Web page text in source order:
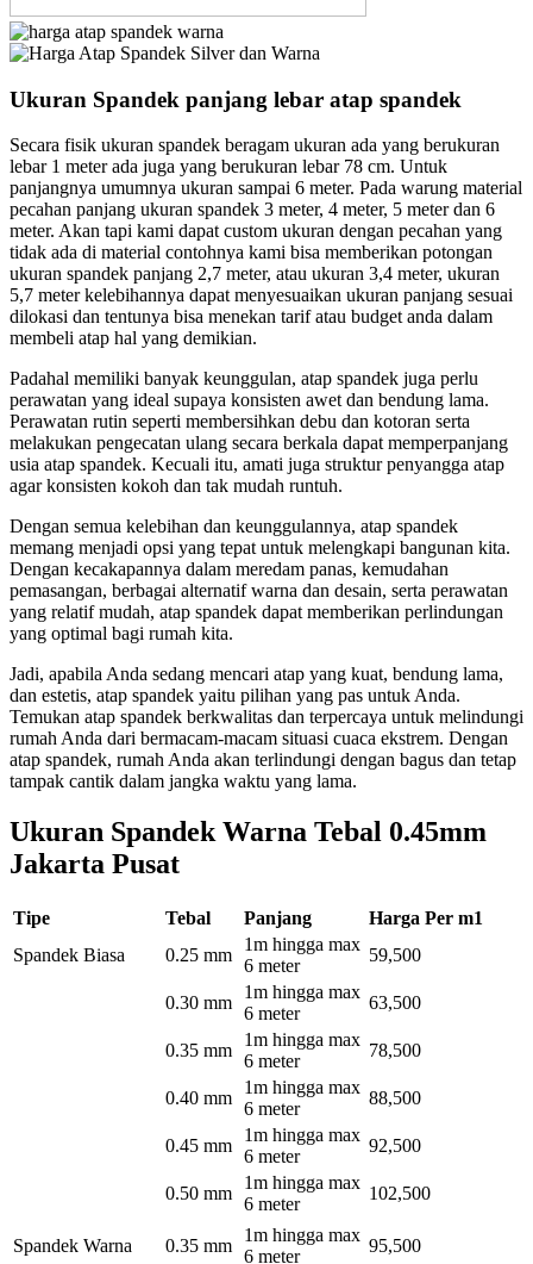
Ukuran Spandek panjang lebar atap spandek
Secara fisik ukuran spandek beragam ukuran ada yang berukuran
lebar 1 meter ada juga yang berukuran lebar 78 cm. Untuk
panjangnya umumnya ukuran sampai 6 meter. Pada warung material
pecahan panjang ukuran spandek 3 meter, 4 meter, 5 meter dan 6
meter. Akan tapi kami dapat custom ukuran dengan pecahan yang
tidak ada di material contohnya kami bisa memberikan potongan
ukuran spandek panjang 2,7 meter, atau ukuran 3,4 meter, ukuran
5,7 meter kelebihannya dapat menyesuaikan ukuran panjang sesuai
dilokasi dan tentunya bisa menekan tarif atau budget anda dalam
membeli atap hal yang demikian.
Padahal memiliki banyak keunggulan, atap spandek juga perlu
perawatan yang ideal supaya konsisten awet dan bendung lama.
Perawatan rutin seperti membersihkan debu dan kotoran serta
melakukan pengecatan ulang secara berkala dapat memperpanjang
usia atap spandek. Kecuali itu, amati juga struktur penyangga atap
agar konsisten kokoh dan tak mudah runtuh.
Dengan semua kelebihan dan keunggulannya, atap spandek
memang menjadi opsi yang tepat untuk melengkapi bangunan kita.
Dengan kecakapannya dalam meredam panas, kemudahan
pemasangan, berbagai alternatif warna dan desain, serta perawatan
yang relatif mudah, atap spandek dapat memberikan perlindungan
yang optimal bagi rumah kita.
Jadi, apabila Anda sedang mencari atap yang kuat, bendung lama,
dan estetis, atap spandek yaitu pilihan yang pas untuk Anda.
Temukan atap spandek berkwalitas dan terpercaya untuk melindungi
rumah Anda dari bermacam-macam situasi cuaca ekstrem. Dengan
atap spandek, rumah Anda akan terlindungi dengan bagus dan tetap
tampak cantik dalam jangka waktu yang lama.
Ukuran Spandek Warna Tebal 0.45mm
Jakarta Pusat
Tipe Tebal Panjang
Harga Per m1
Spandek Biasa
0.25 mm
1m hingga max
6 meter
59,500
0.30 mm
1m hingga max
6 meter
63,500
0.35 mm
1m hingga max
6 meter
78,500
0.40 mm
1m hingga max
6 meter
88,500
0.45 mm
1m hingga max
6 meter
92,500
0.50 mm
1m hingga max
6 meter
102,500
Spandek Warna 0.35 mm
1m hingga max
6 meter
95,500